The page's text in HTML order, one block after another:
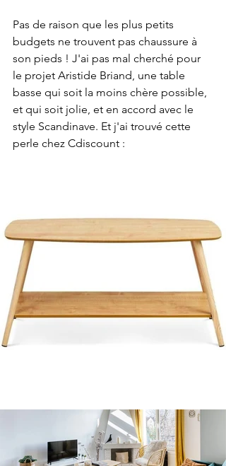
Pas de raison que les plus petits
budgets ne trouvent pas chaussure à
son pieds ! J'ai pas mal cherché pour
le projet Aristide Briand, une table
basse qui soit la moins chère possible,
et qui soit jolie, et en accord avec le
style Scandinave. Et j'ai trouvé cette
perle chez Cdiscount :